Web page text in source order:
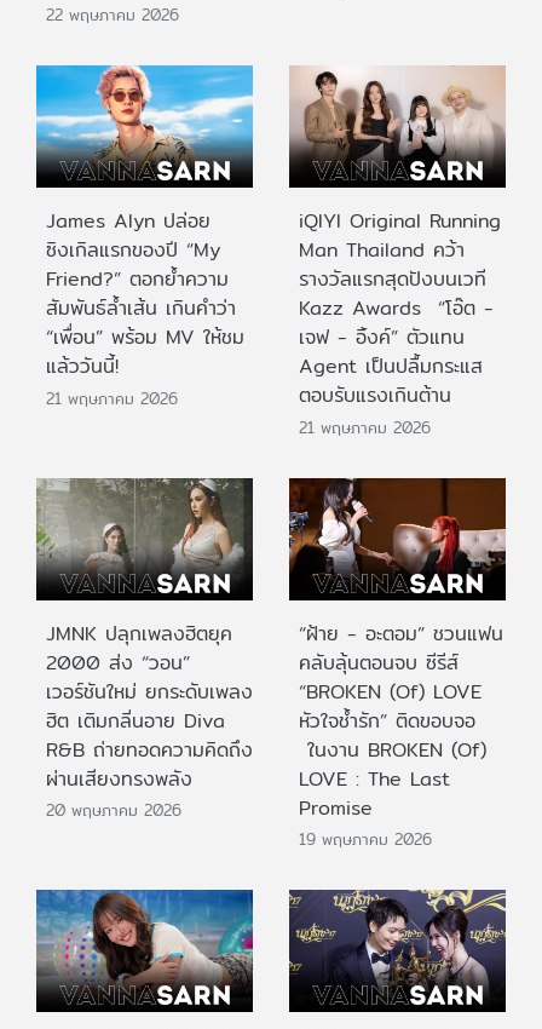
22 พฤษภาคม 2026
James Alyn ปล่อย
ซิงเกิลแรกของปี “My
Friend?” ตอกย้ำความ
สัมพันธ์ล้ำเส้น เกินคำว่า
“เพื่อน” พร้อม MV ให้ชม
แล้ววันนี้!
21 พฤษภาคม 2026
iQIYI Original Running
Man Thailand คว้า
รางวัลแรกสุดปังบนเวที
Kazz Awards “โอ๊ต -
เจฟ - อิ้งค์” ตัวแทน
Agent เป็นปลื้มกระแส
ตอบรับแรงเกินต้าน
21 พฤษภาคม 2026
JMNK ปลุกเพลงฮิตยุค
2000 ส่ง “วอน”
เวอร์ชันใหม่ ยกระดับเพลง
ฮิต เติมกลิ่นอาย Diva
R&B ถ่ายทอดความคิดถึง
ผ่านเสียงทรงพลัง
20 พฤษภาคม 2026
“ฝ้าย - อะตอม” ชวนแฟน
คลับลุ้นตอนจบ ซีรีส์
“BROKEN (Of) LOVE
หัวใจช้ำรัก” ติดขอบจอ
ในงาน BROKEN (Of)
LOVE : The Last
Promise
19 พฤษภาคม 2026